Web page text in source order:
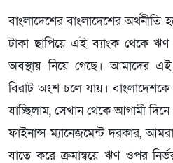
বাংলাদেশের বাংলাদেশের অর্থনীতি
টাকা ছাপিয়ে এই ব্যাংক থেকে
অবস্থায় নিয়ে গেছে। আমাদের
বিরাট অংশ চলে যায়।
যাচ্ছিলাম, সেখান থেকে আগামী
ফাইনান্স ম্যানেজমেন্ট দরকার,
যাতে করে ক্রমান্বয়ে ঋণ ওপর